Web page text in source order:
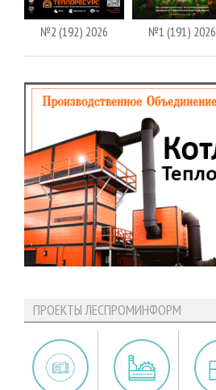
№2 (192) 2026 №1 (191) 2026
ПРОЕКТЫ ЛЕСПРОМИНФОРМ